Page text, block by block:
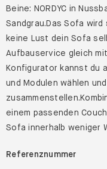
Beine: NORDYC in
Sandgrau.Das Sofa
keine Lust dein Sofa
Aufbauservice gleich
Konfigurator kannst du
und Modulen wählen
einem passenden
Sofa innerhalb weniger
Referenznummer